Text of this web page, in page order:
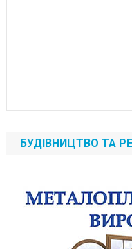
БУДІВНИЦТВО ТА